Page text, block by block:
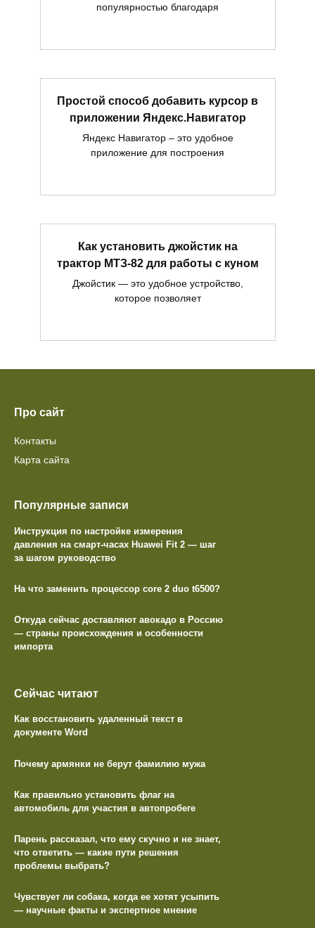
популярностью благодаря
Простой способ добавить курсор в
приложении Яндекс.Навигатор
Яндекс Навигатор – это удобное
приложение для построения
Как установить джойстик на
трактор МТЗ-82 для работы с куном
Джойстик — это удобное устройство,
которое позволяет
Про сайт
Контакты
Карта сайта
Популярные записи
Инструкция по настройке измерения
давления на смарт-часах Huawei Fit 2 — шаг
за шагом руководство
На что заменить процессор core 2 duo t6500?
Откуда сейчас доставляют авокадо в Россию
— страны происхождения и особенности
импорта
Сейчас читают
Как восстановить удаленный текст в
документе Word
Почему армянки не берут фамилию мужа
Как правильно установить флаг на
автомобиль для участия в автопробеге
Парень рассказал, что ему скучно и не знает,
что ответить — какие пути решения
проблемы выбрать?
Чувствует ли собака, когда ее хотят усыпить
— научные факты и экспертное мнение